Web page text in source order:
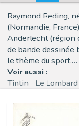
Raymond Reding,
(Normandie,
Anderlecht (région
de bande
le thème du sport.…
Voir aussi :
Tintin
Le Lombard